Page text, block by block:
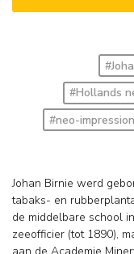
#Hollands
#neo-
Johan Birnie werd
tabaks- en
de middelbare school
zeeofficier (tot 1890),